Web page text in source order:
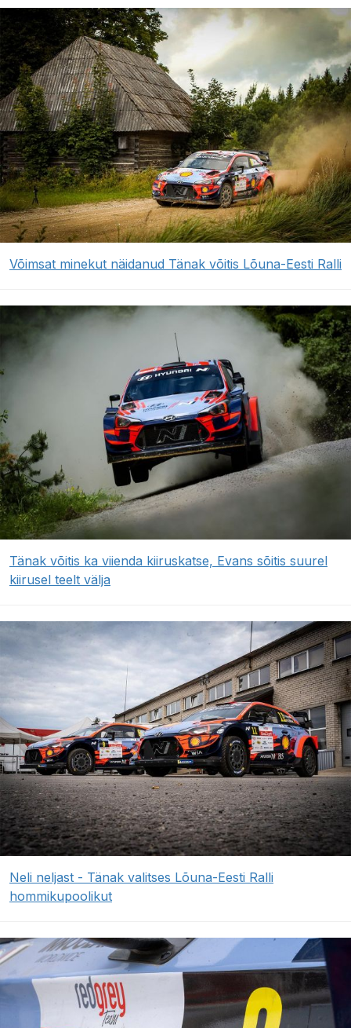
Võimsat minekut näidanud Tänak võitis Lõuna-Eesti Ralli
Tänak võitis ka viienda kiiruskatse, Evans sõitis suurel
kiirusel teelt välja
Neli neljast - Tänak valitses Lõuna-Eesti Ralli
hommikupoolikut